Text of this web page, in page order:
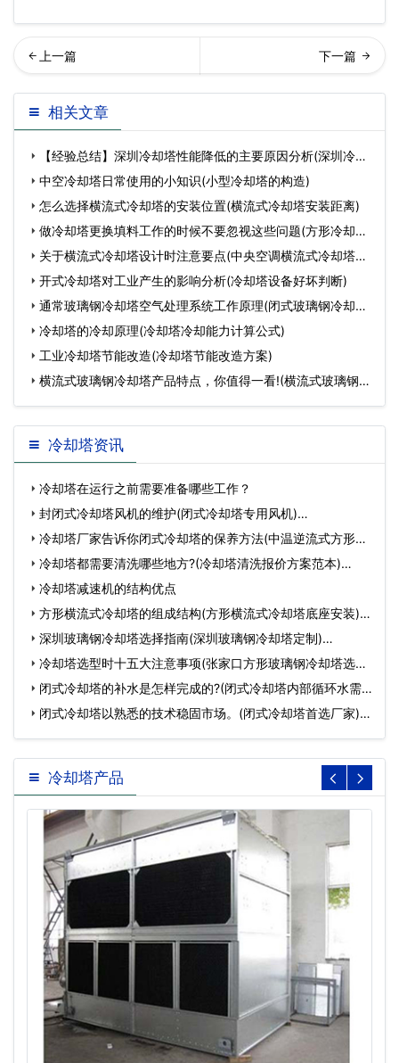
璃钢冷却塔的维护技巧及保
养方法，你知道多少？(玻璃
却塔做成双曲线型的原因?
(冷却塔做成双曲线型的原因)
相关文章
【经验总结】深圳冷却塔性能降低的主要原因分析(深圳冷却
塔 中空冷却塔日常使用的小知识(小型冷却塔的构造)
怎么选择横流式冷却塔的安装位置(横流式冷却塔安装距离)
做冷却塔更换填料工作的时候不要忽视这些问题(方形冷却塔
填 关于横流式冷却塔设计时注意要点(中央空调横流式冷却塔安
装 开式冷却塔对工业产生的影响分析(冷却塔设备好坏判断)
通常玻璃钢冷却塔空气处理系统工作原理(闭式玻璃钢冷却塔
怎 冷却塔的冷却原理(冷却塔冷却能力计算公式)
工业冷却塔节能改造(冷却塔节能改造方案)
横流式玻璃钢冷却塔产品特点，你值得一看!(横流式玻璃钢冷
却
冷却塔资讯
冷却塔在运行之前需要准备哪些工作？
封闭式冷却塔风机的维护(闭式冷却塔专用风机)…
冷却塔厂家告诉你闭式冷却塔的保养方法(中温逆流式方形冷
却…冷却塔都需要清洗哪些地方?(冷却塔清洗报价方案范本)…
冷却塔减速机的结构优点
方形横流式冷却塔的组成结构(方形横流式冷却塔底座安装)…
深圳玻璃钢冷却塔选择指南(深圳玻璃钢冷却塔定制)…
冷却塔选型时十五大注意事项(张家口方形玻璃钢冷却塔选型)
… 闭式冷却塔的补水是怎样完成的?(闭式冷却塔内部循环水需
要…闭式冷却塔以熟悉的技术稳固市场。(闭式冷却塔首选厂家)…
冷却塔产品